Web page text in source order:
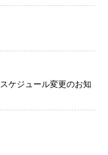
ケジュール変更のお知